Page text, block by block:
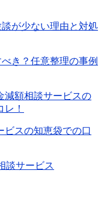
が少ない理由と対処
き？任意整理の事例
減額相談サービスの
！
ビスの知恵袋での口
談サービス